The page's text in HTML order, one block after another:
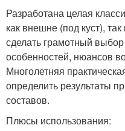
Разработана целая
как внешне (под куст),
сделать грамотный
особенностей, нюансов
Многолетняя
определить результаты
составов.
Плюсы использования: